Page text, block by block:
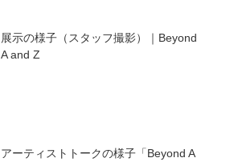
展示の様子（スタッフ撮影）｜Beyond
A and Z
アーティストトークの様子「Beyond A